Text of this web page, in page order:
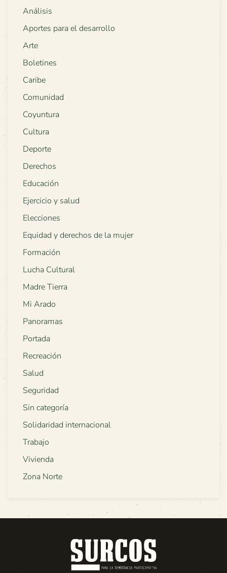
Análisis
Aportes para el desarrollo
Arte
Boletines
Caribe
Comunidad
Coyuntura
Cultura
Deporte
Derechos
Educación
Ejercicio y salud
Elecciones
Equidad y derechos de la mujer
Formación
Lucha Cultural
Madre Tierra
Mi Arado
Panoramas
Portada
Recreación
Salud
Seguridad
Sin categoría
Solidaridad internacional
Trabajo
Vivienda
Zona Norte